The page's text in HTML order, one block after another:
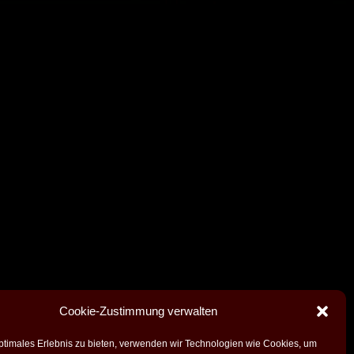
Cookie-Zustimmung verwalten
Erlebnis zu bieten, verwenden wir Technologien wie Cookies, um